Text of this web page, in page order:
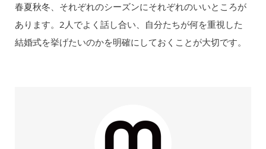
春夏秋冬、それぞれのシーズンにそれぞれのいいところが
あります。2人でよく話し合い、自分たちが何を重視した
結婚式を挙げたいのかを明確にしておくことが大切です。